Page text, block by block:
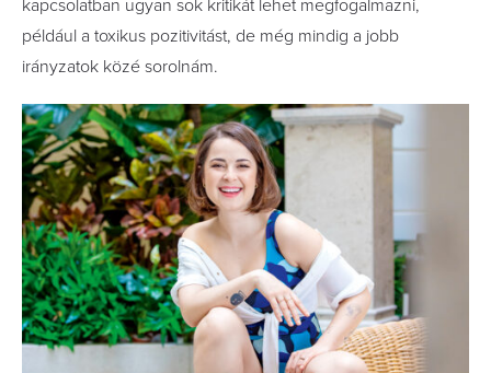
kapcsolatban ugyan sok kritikát lehet megfogalmazni,
például a toxikus pozitivitást, de még mindig a jobb
irányzatok közé sorolnám.